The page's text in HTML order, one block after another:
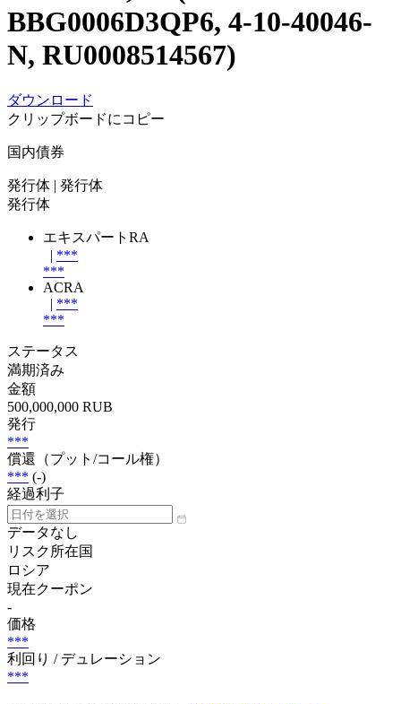
BBG0006D3QP6, 4-10-40046-
N, RU0008514567)
ダウンロード
クリップボードにコピー
国内債券
発行体 | 発行体
発行体
エキスパートRA
| ***
***
ACRA
| ***
***
ステータス
満期済み
金額
500,000,000 RUB
発行
***
償還（プット/コール権）
*** (-)
経過利子
データなし
リスク所在国
ロシア
現在クーポン
-
価格
***
利回り / デュレーション
***